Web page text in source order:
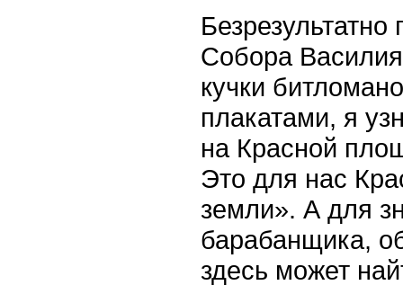
Собора
кучки
плакатами, я
на Красной
Это для нас
земли». А для
барабанщика,
здесь может